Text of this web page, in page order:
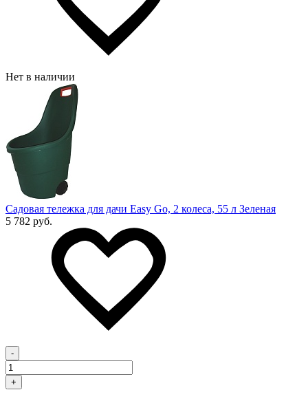
Нет в наличии
Садовая тележка для дачи Easy Go, 2 колеса, 55 л Зеленая
5 782 руб.
-
+